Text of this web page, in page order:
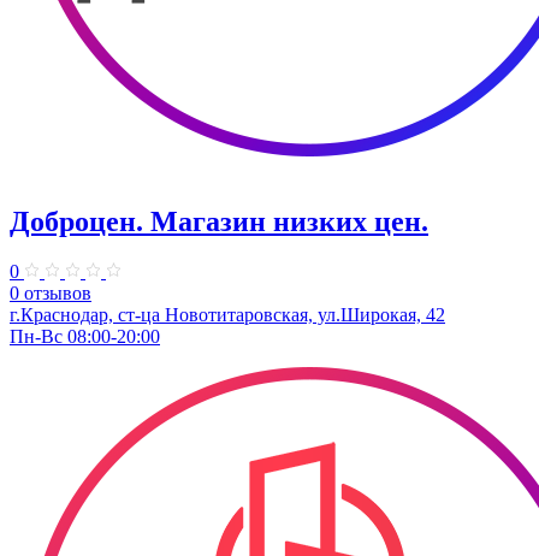
Доброцен. ​Магазин низких цен.
0
0 отзывов
г.Краснодар, ст-ца Новотитаровская, ул.Широкая, 42
Пн-Вс 08:00-20:00